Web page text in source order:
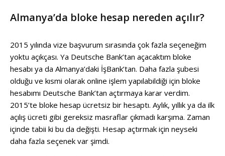
Almanya’da bloke hesap nereden açılır?
2015 yılında vize başvurum sırasında çok fazla seçeneğim
yoktu açıkçası. Ya Deutsche Bank’tan açacaktım bloke
hesabı ya da Almanya’daki İşBank’tan. Daha fazla şubesi
olduğu ve kısmi olarak online işlem yapılabildiği için bloke
hesabımı Deutsche Bank’tan açtırmaya karar verdim.
2015’te bloke hesap ücretsiz bir hesaptı. Aylık, yıllık ya da ilk
açılış ücreti gibi gereksiz masraflar çıkmadı karşıma. Zaman
içinde tabii ki bu da değişti. Hesap açtırmak için neyseki
daha fazla seçenek var şimdi.